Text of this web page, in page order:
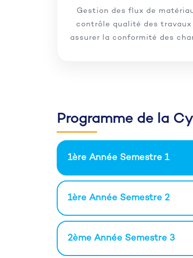
Gestion des flux de
contrôle qualité des travaux
assurer la conformité des
Programme de la
1ère Année Semestre 1
1ère Année Semestre 2
2ème Année Semestre 3